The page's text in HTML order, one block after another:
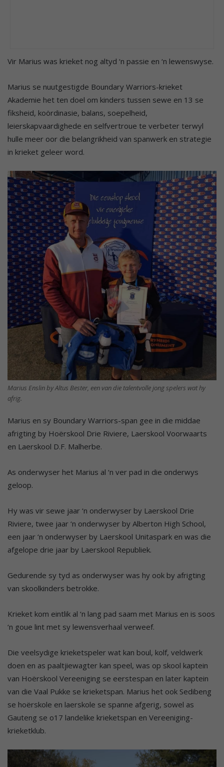
Vir Marius was krieket nog altyd ‘n passie en ‘n lewenswyse.
Marius se nuutgestigde Boundary Warriors-krieket
Akademie het ten doel om kinders tussen sewe en 13 se
fiksheid, koördinasie, balans, soepelheid,
leierskapvaardighede en selfvertroue te verbeter terwyl
hulle meer oor die belangrikheid van spanwerk en strategie
in krieket geleer word.
Marius Enslin by Altus Bester, een van die talentvolle jong spelers wat hy
afrig.
Marius en sy Boundary Warriors-span gee in die middae
afrigting by Hoërskool Drie Riviere, Laerskool Voorwaarts
en Laerskool D.F. Malherbe.
As onderwyser het Marius al ‘n ver pad in die onderwys
geloop.
Hy was vir sewe jaar ‘n onderwyser by Laerskool Drie
Riviere, twee jaar ‘n onderwyser by Alberton High School,
een jaar ‘n onderwyser by Laerskool Unitaspark en was die
afgelope drie jaar by Laerskool Republiek.
Gedurende sy tyd as onderwyser was hy ook by afrigting
van skoolkinders betrokke.
Krieket kom eintlik al ‘n lang pad saam met Marius en is soos
‘n goue lint met sy lewensverhaal verweef.
Die veelsydige krieketspeler wat kan boul, kolf, veldwerk
doen en as paaltjiewagter kan speel, was op skool kaptein
van Hoërskool Vereeniging se eerstespan en later kaptein
van die Vaal Pukke se krieketspan. Marius het ook Sedibeng
se hoërskole en laerskole se spanne afgerig, sowel as
Gauteng se o17 landelike krieketspan en Vereeniging-
krieketklub.